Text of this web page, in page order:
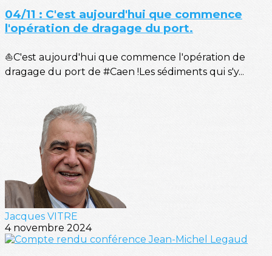
04/11 : C'est aujourd'hui que commence
l'opération de dragage du port.
⛵C'est aujourd'hui que commence l'opération de
dragage du port de #Caen !Les sédiments qui s'y...
Jacques VITRE
4 novembre 2024